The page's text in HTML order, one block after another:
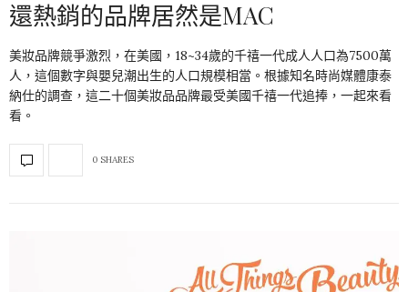
還熱銷的品牌居然是MAC
美妝品牌競爭激烈，在美國，18~34歲的千禧一代成人人口為7500萬
人，這個數字與嬰兒潮出生的人口規模相當。根據知名時尚媒體康泰
納仕的調查，這二十個美妝品品牌最受美國千禧一代追捧，一起來看
看。
0 SHARES